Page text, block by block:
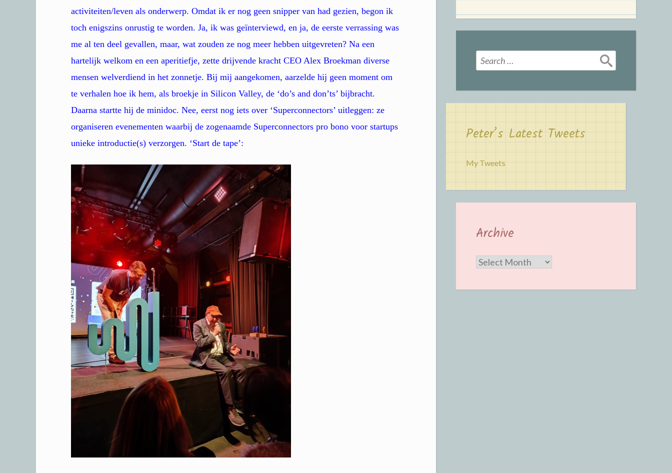
activiteiten/leven als onderwerp. Omdat ik er nog geen snipper van had gezien, begon ik
toch enigszins onrustig te worden. Ja, ik was geïnterviewd, en ja, de eerste verrassing was
me al ten deel gevallen, maar, wat zouden ze nog meer hebben uitgevreten? Na een
hartelijk welkom en een aperitiefje, zette drijvende kracht CEO Alex Broekman diverse
mensen welverdiend in het zonnetje. Bij mij aangekomen, aarzelde hij geen moment om
te verhalen hoe ik hem, als broekje in Silicon Valley, de ‘do’s and don’ts’ bijbracht.
Daarna startte hij de minidoc. Nee, eerst nog iets over ‘Superconnectors’ uitleggen: ze
organiseren evenementen waarbij de zogenaamde Superconnectors pro bono voor startups
unieke introductie(s) verzorgen. ‘Start de tape’:
Search
for:
Peter’s Latest Tweets
My Tweets
Archive
Archive